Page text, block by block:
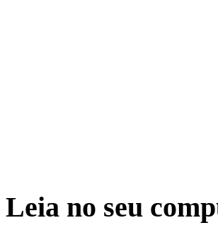
Leia no seu